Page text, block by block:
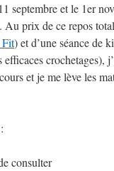
septembre et le 1er
prix de ce repos
Fit) et d’une séance de
crochetages),
et je me lève les
consulter